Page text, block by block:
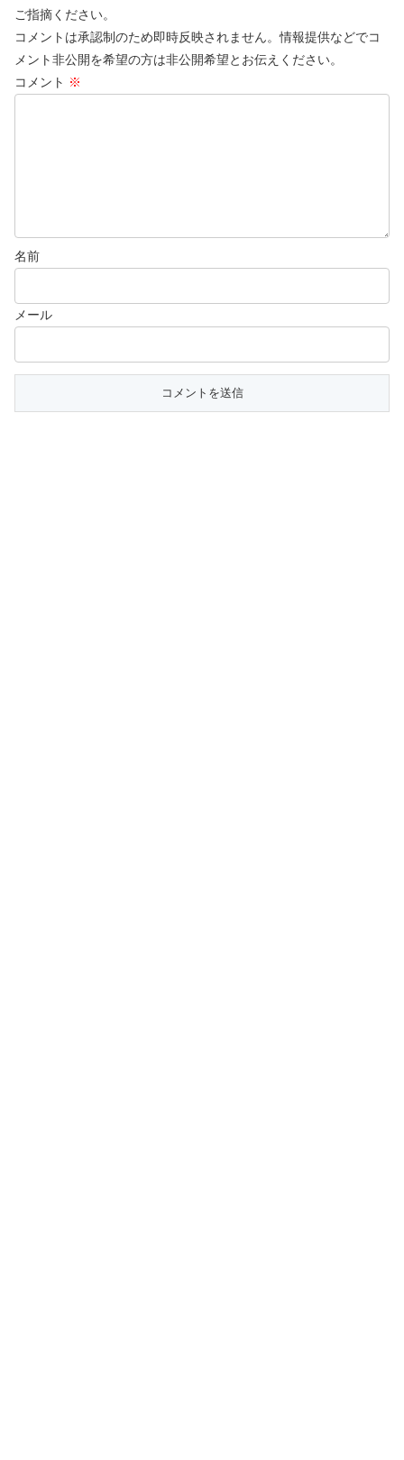
ご指摘ください。
コメントは承認制のため即時反映されません。情報提供などでコ
メント非公開を希望の方は非公開希望とお伝えください。
コメント ※
名前
メール